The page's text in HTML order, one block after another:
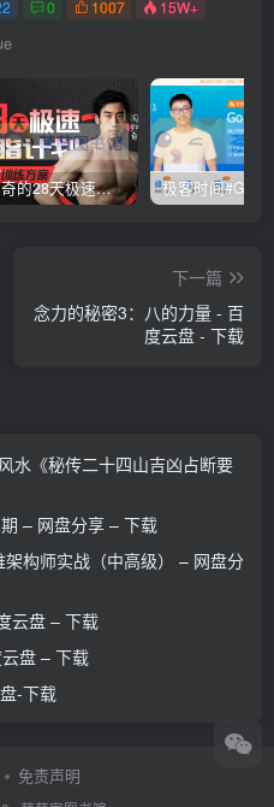
0 1007 15W+
闫帅奇的28天极速减脂计划 – 网盘分享 – 下载
下一篇
念力的秘密3：八的力量 - 百
度云盘 - 下载
水《秘传二十四山吉凶占断要
– 网盘分享 – 下载
构师实战（中高级） – 网盘分
云盘 – 下载
盘 – 下载
-下载
免责声明